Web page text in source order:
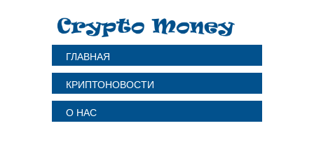
ГЛАВНАЯ
КРИПТОНОВОСТИ
О НАС